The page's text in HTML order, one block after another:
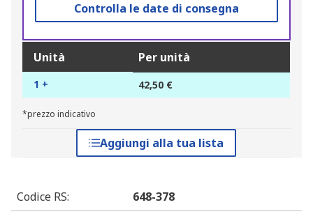
Controlla le date di consegna
Unità Per unità
1 + 42,50 €
*prezzo indicativo
Aggiungi alla tua lista
Codice RS:
648-378